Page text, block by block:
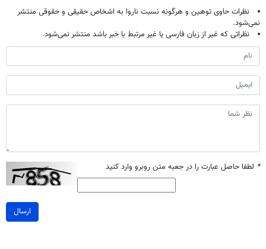
نظرات حاوی توهین و هرگونه نسبت ناروا به اشخاص حقیقی و حقوقی منتشر
نمی‌شود.
نظراتی که غیر از زبان فارسی یا غیر مرتبط با خبر باشد منتشر نمی‌شود.
* لطفا حاصل عبارت را در جعبه متن روبرو وارد کنید
ارسال